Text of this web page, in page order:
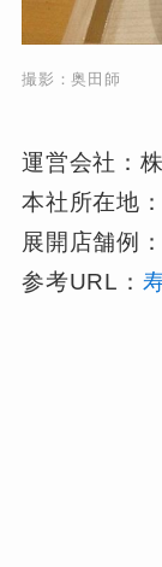
撮影：奥田師
運営会社：
本社所在地
展開店舗例
参考URL：